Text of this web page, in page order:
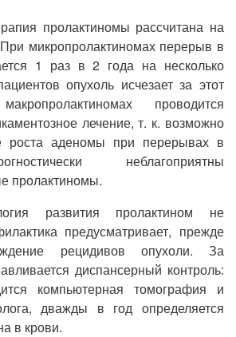
пролактиномы рассчитана на
микропролактиномах перерыв в
1 раз в 2 года на несколько
опухоль исчезает за этот
проводится
лечение, т. к. возможно
роста аденомы при перерывах в
неблагоприятны
пролактиномы.
развития пролактином не
предусматривает, прежде
рецидивов опухоли. За
диспансерный контроль:
компьютерная томография и
дважды в год определяется
в крови.